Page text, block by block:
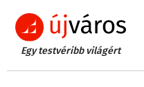
Egy testvéribb világért